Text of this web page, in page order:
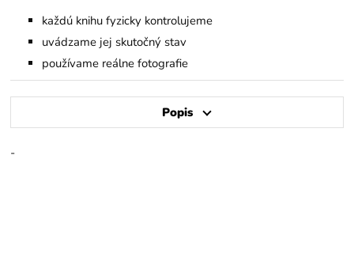
každú knihu fyzicky kontrolujeme
uvádzame jej skutočný stav
používame reálne fotografie
Popis
-